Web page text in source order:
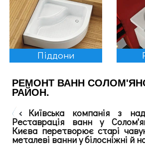
Піддони
РЕМОНТ ВАНН
РАЙОН.
Київська компанія з
Реставрація ванн у
Києва перетворює старі
металеві ванни у білосніжні й